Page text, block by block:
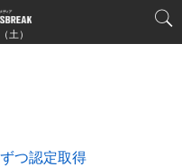
土）
つ認定取得